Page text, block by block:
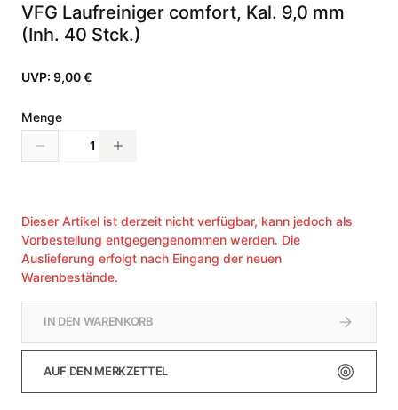
VFG Laufreiniger comfort, Kal. 9,0 mm
(Inh. 40 Stck.)
UVP: 9,00 €
Menge
Dieser Artikel ist derzeit nicht verfügbar, kann jedoch als
Vorbestellung entgegengenommen werden. Die
Auslieferung erfolgt nach Eingang der neuen
Warenbestände.
IN DEN WARENKORB
AUF DEN MERKZETTEL